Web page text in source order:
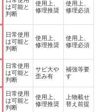
は可能と
判断
使用上、
修理推奨
使用上、
修理必須
日常使用
は可能と
判断
使用上、
修理推奨
使用上、
修理必須
日常使用
は可能と
判断
サビ大や
歪み有
補強等要
す
日常使用
は可能と
判断
使用上、
修理推奨
上物載せ
替え前提